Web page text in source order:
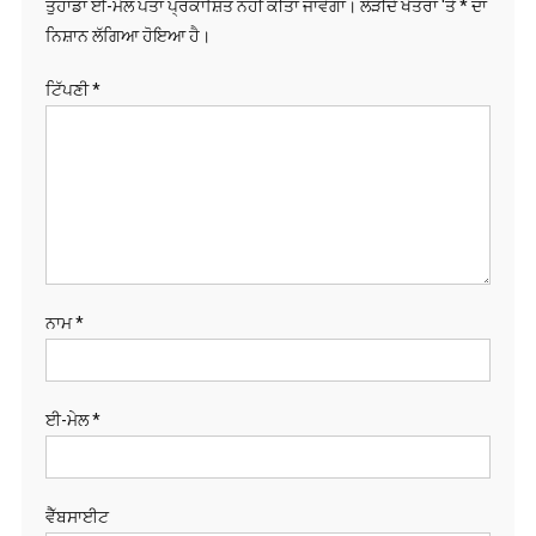
ਤੁਹਾਡਾ ਈ-ਮੇਲ ਪਤਾ ਪ੍ਰਕਾਸ਼ਿਤ ਨਹੀਂ ਕੀਤਾ ਜਾਵੇਗਾ। ਲੋੜੀਂਦੇ ਖੇਤਰਾਂ 'ਤੇ*ਦਾ
ਨਿਸ਼ਾਨ ਲੱਗਿਆ ਹੋਇਆ ਹੈ।
ਟਿੱਪਣੀ*
ਨਾਮ*
ਈ-ਮੇਲ*
ਵੈੱਬਸਾਈਟ